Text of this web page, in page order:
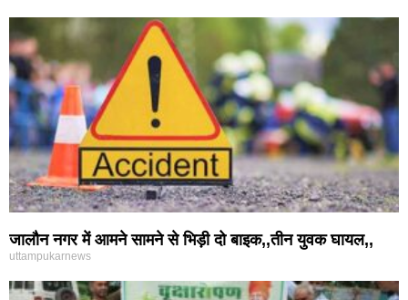
जालौन नगर में आमने सामने से भिड़ी दो बाइक,,तीन युवक घायल,,
uttampukarnews